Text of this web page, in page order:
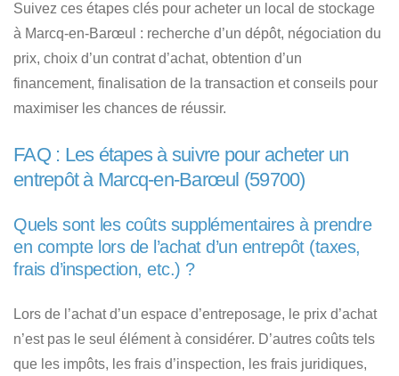
Suivez ces étapes clés pour acheter un local de stockage
à Marcq-en-Barœul : recherche d’un dépôt, négociation du
prix, choix d’un contrat d’achat, obtention d’un
financement, finalisation de la transaction et conseils pour
maximiser les chances de réussir.
FAQ : Les étapes à suivre pour acheter un
entrepôt à Marcq-en-Barœul (59700)
Quels sont les coûts supplémentaires à prendre
en compte lors de l’achat d’un entrepôt (taxes,
frais d’inspection, etc.) ?
Lors de l’achat d’un espace d’entreposage, le prix d’achat
n’est pas le seul élément à considérer. D’autres coûts tels
que les impôts, les frais d’inspection, les frais juridiques,